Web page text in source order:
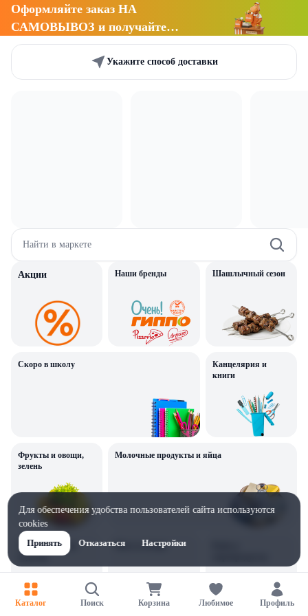
Оформляйте заказ НА
САМОВЫВОЗ и получайте
СКИДКУ 7%
Укажите способ доставки
Найти в маркете
Акции Наши бренды Шашлычный сезон
Скоро в школу
Канцелярия и
книги
Фрукты и овощи,
зелень
Молочные продукты и яйца
Хлебобулочные
изделия
Мясо и птица
Каталог Поиск Корзина Любимое Профиль
Для обеспечения удобства пользователей сайта используются
cookies
Принять
Отказаться Настройки